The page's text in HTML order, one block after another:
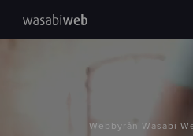
Webbyrån Wasabi